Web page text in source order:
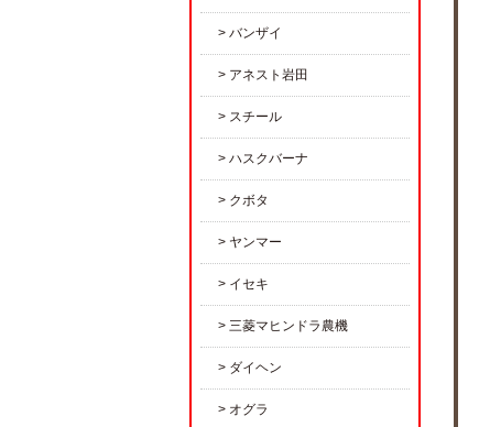
バンザイ
アネスト岩田
スチール
ハスクバーナ
クボタ
ヤンマー
イセキ
三菱マヒンドラ農機
ダイヘン
オグラ